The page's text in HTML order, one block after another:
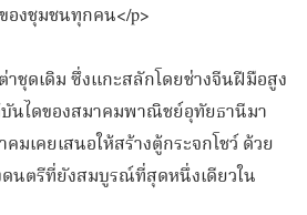
ของชุมชนทุกคน</p>
าชุดเดิม ซึ่งแกะสลักโดยช่างจีนฝีมือสูง
บันไดของสมาคมพาณิชย์อุทัยธานีมา
มเคยเสนอให้สร้างตู้กระจกโชว์ ด้วย
ดนตรีที่ยังสมบูรณ์ที่สุดหนึ่งเดียวใน